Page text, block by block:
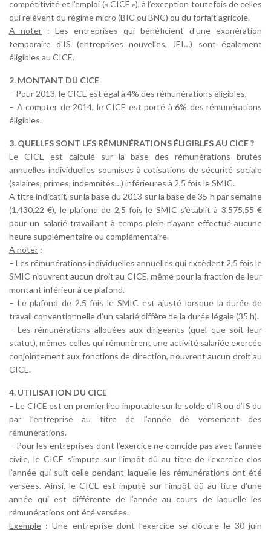
compétitivité et l’emploi (« CICE »), à l’exception toutefois de celles
qui relèvent du régime micro (BIC ou BNC) ou du forfait agricole.
A noter : Les entreprises qui bénéficient d’une exonération
temporaire d’IS (entreprises nouvelles, JEI…) sont également
éligibles au CICE.
2. MONTANT DU CICE
– Pour 2013, le CICE est égal à 4% des rémunérations éligibles,
– A compter de 2014, le CICE est porté à 6% des rémunérations
éligibles.
3. QUELLES SONT LES RÉMUNÉRATIONS ÉLIGIBLES AU CICE ?
Le CICE est calculé sur la base des rémunérations brutes
annuelles individuelles soumises à cotisations de sécurité sociale
(salaires, primes, indemnités…) inférieures à 2,5 fois le SMIC.
A titre indicatif, sur la base du 2013 sur la base de 35 h par semaine
(1.430,22 €), le plafond de 2,5 fois le SMIC s’établit à 3.575,55 €
pour un salarié travaillant à temps plein n’ayant effectué aucune
heure supplémentaire ou complémentaire.
A noter :
– Les rémunérations individuelles annuelles qui excèdent 2,5 fois le
SMIC n’ouvrent aucun droit au CICE, même pour la fraction de leur
montant inférieur à ce plafond.
– Le plafond de 2.5 fois le SMIC est ajusté lorsque la durée de
travail conventionnelle d’un salarié diffère de la durée légale (35 h).
– Les rémunérations allouées aux dirigeants (quel que soit leur
statut), mêmes celles qui rémunèrent une activité salariée exercée
conjointement aux fonctions de direction, n’ouvrent aucun droit au
CICE.
4. UTILISATION DU CICE
– Le CICE est en premier lieu imputable sur le solde d’IR ou d’IS du
par l’entreprise au titre de l’année de versement des
rémunérations.
– Pour les entreprises dont l’exercice ne coïncide pas avec l’année
civile, le CICE s’impute sur l’impôt dû au titre de l’exercice clos
l’année qui suit celle pendant laquelle les rémunérations ont été
versées. Ainsi, le CICE est imputé sur l’impôt dû au titre d’une
année qui est différente de l’année au cours de laquelle les
rémunérations ont été versées.
Exemple : Une entreprise dont l’exercice se clôture le 30 juin